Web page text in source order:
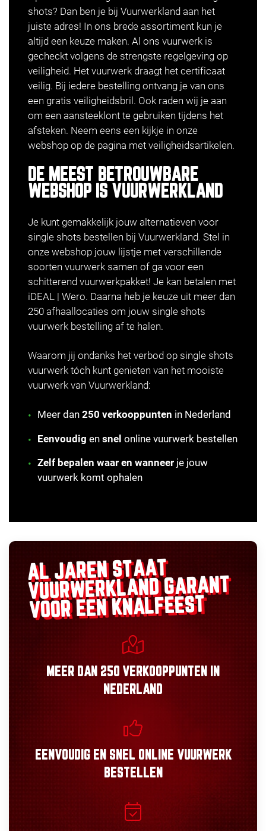
shots? Dan ben je bij Vuurwerkland aan het
juiste adres! In ons brede assortiment kun je
altijd een keuze maken. Al ons vuurwerk is
gecheckt volgens de strengste regelgeving op
veiligheid. Het vuurwerk draagt het certificaat
veilig. Bij iedere bestelling ontvang je van ons
een gratis veiligheidsbril. Ook raden wij je aan
om een aansteeklont te gebruiken tijdens het
afsteken. Neem eens een kijkje in onze
webshop op de pagina met veiligheidsartikelen.
DE MEEST BETROUWBARE
WEBSHOP IS VUURWERKLAND
Je kunt gemakkelijk jouw alternatieven voor
single shots bestellen bij Vuurwerkland. Stel in
onze webshop jouw lijstje met verschillende
soorten vuurwerk samen of ga voor een
schitterend vuurwerkpakket! Je kan betalen met
iDEAL | Wero. Daarna heb je keuze uit meer dan
250 afhaallocaties om jouw single shots
vuurwerk bestelling af te halen.
Waarom jij ondanks het verbod op single shots
vuurwerk tóch kunt genieten van het mooiste
vuurwerk van Vuurwerkland:
Meer dan 250 verkooppunten in Nederland
Eenvoudig en snel online vuurwerk bestellen
Zelf bepalen waar en wanneer je jouw
vuurwerk komt ophalen
AL JAREN STAAT
VUURWERKLANDGARANT
VOOR EEN KNALFEEST
MEER DAN 250 VERKOOPPUNTEN IN
NEDERLAND
EENVOUDIGEN SNEL ONLINE VUURWERK
BESTELLEN